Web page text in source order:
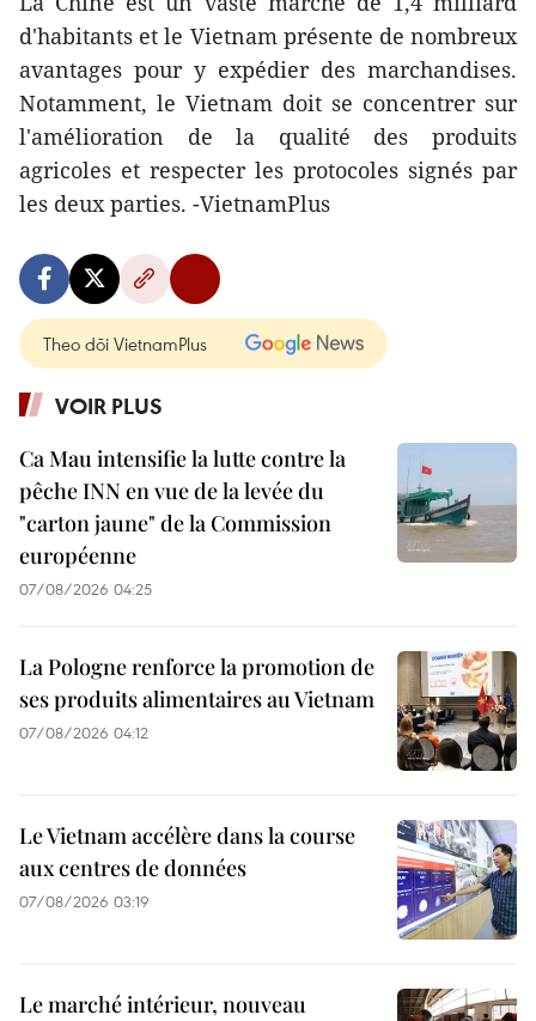
d'habitants et le Vietnam présente de nombreux
avantages pour y expédier des marchandises.
Notamment, le Vietnam doit se concentrer sur
l'amélioration de la qualité des produits
agricoles et respecter les protocoles signés par
les deux parties. -VietnamPlus
Theo dõi VietnamPlus
VOIR PLUS
Ca Mau intensifie la lutte contre la
pêche INN en vue de la levée du
"carton jaune" de la Commission
européenne
07/08/2026 04:25
La Pologne renforce la promotion de
ses produits alimentaires au Vietnam
07/08/2026 04:12
Le Vietnam accélère dans la course
aux centres de données
07/08/2026 03:19
Le marché intérieur, nouveau